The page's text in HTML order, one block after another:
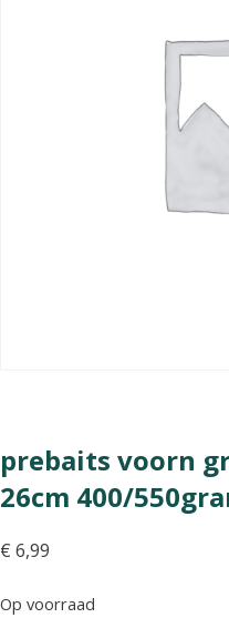
prebaits voorn
26cm 400/
€ 6,99
Op voorraad